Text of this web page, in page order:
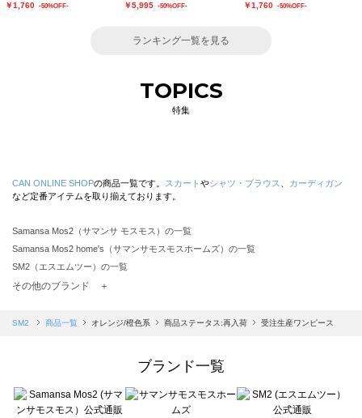
￥1,760 -50%OFF- ￥5,995 -50%OFF- ￥1,760 -50%OFF-
ランキング一覧を見る
TOPICS
特集
CAN ONLINE SHOPの商品一覧です。 スカート やシャツ・ブラウス
カーディガン
など定番アイテムを取り揃えております。
Samansa Mos2（サマンサ モスモス）の一覧
Samansa Mos2 home's（サマンサモスモスホームズ）の一覧
SM2（エスエムツー）の一覧
TSUHARU by Samansa Mos2（ツハルバイサマンサモスモス）の一覧
Samansa Mos2 blue（サマンサモスモス ブルー）の一覧
Te chichi（テチチ）の一覧
Te chichi CLASSIC（テチチ クラシック）の一覧
その他のブランド ＋
SM2 商品一覧 オレンジ/橙色系 商品ステータス:再入荷 受注生産ワンピース
ブランド一覧